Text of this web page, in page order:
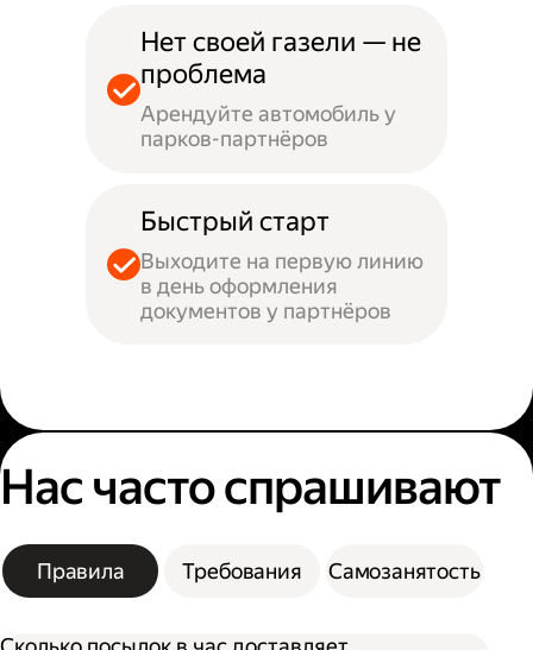
Нет своей газели — не
проблема
Арендуйте автомобиль у
парков-партнёров
Быстрый старт
Выходите на первую линию
в день оформления
документов у партнёров
Нас часто спрашивают
Правила Требования Самозанятость